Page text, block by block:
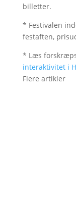
billetter.
* Festivalen
festaften,
* Læs
interaktivitet i
Flere artikler